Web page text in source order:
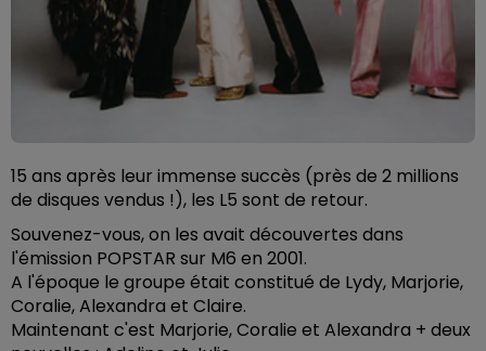
15 ans après leur immense succès (près de 2 millions
de disques vendus !), les L5 sont de retour.
Souvenez-vous, on les avait découvertes dans
l'émission POPSTAR sur M6 en 2001.
A l'époque le groupe était constitué de Lydy, Marjorie,
Coralie, Alexandra et Claire.
Maintenant c'est Marjorie, Coralie et Alexandra + deux